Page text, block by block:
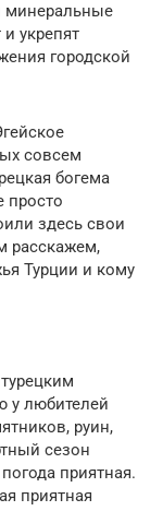
минеральные
укрепят
городской
совсем
богема
просто
здесь свои
расскажем,
Турции и кому
у любителей
руин,
сезон
приятная.
приятная